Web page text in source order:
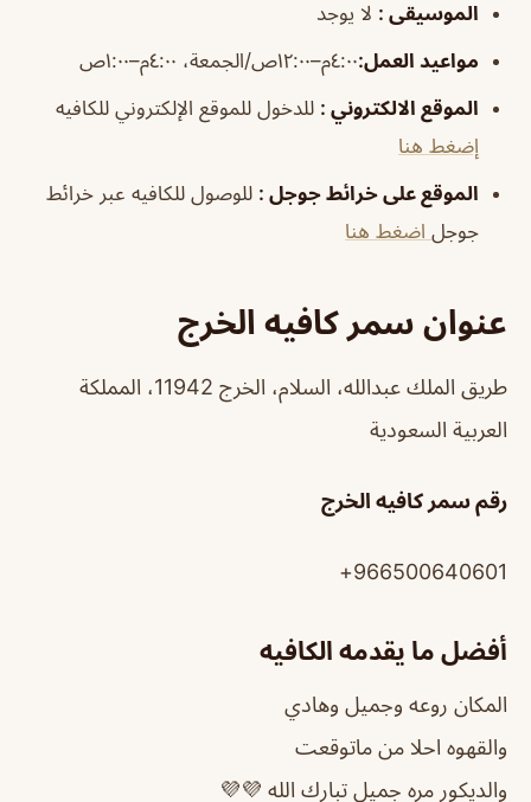
الموسيقى : لا يوجد
مواعيد العمل:٤:٠٠م–١٢:٠٠ص/الجمعة، ٤:٠٠م–١:٠٠ص
الموقع الالكتروني : للدخول للموقع الإلكتروني للكافيه
إضغط هنا
الموقع على خرائط جوجل : للوصول للكافيه عبر خرائط
جوجل اضغط هنا
عنوان سمر كافيه الخرج
طريق الملك عبدالله، السلام، الخرج 11942، المملكة
العربية السعودية
رقم سمر كافيه الخرج
966500640601+
أفضل ما يقدمه الكافيه
المكان روعه وجميل وهادي
والقهوه احلا من ماتوقعت
والديكور مره جميل تبارك الله 💜💜